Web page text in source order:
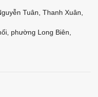
Tuân, Thanh Xuân,
phường Long Biên,